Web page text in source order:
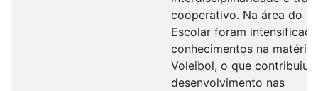
cooperativo. Na área do
Escolar foram
conhecimentos na matéria
Voleibol, o que contribuiu
desenvolvimento nas